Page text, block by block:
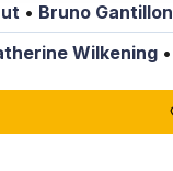
• Bruno Gantillon
Wilkening •